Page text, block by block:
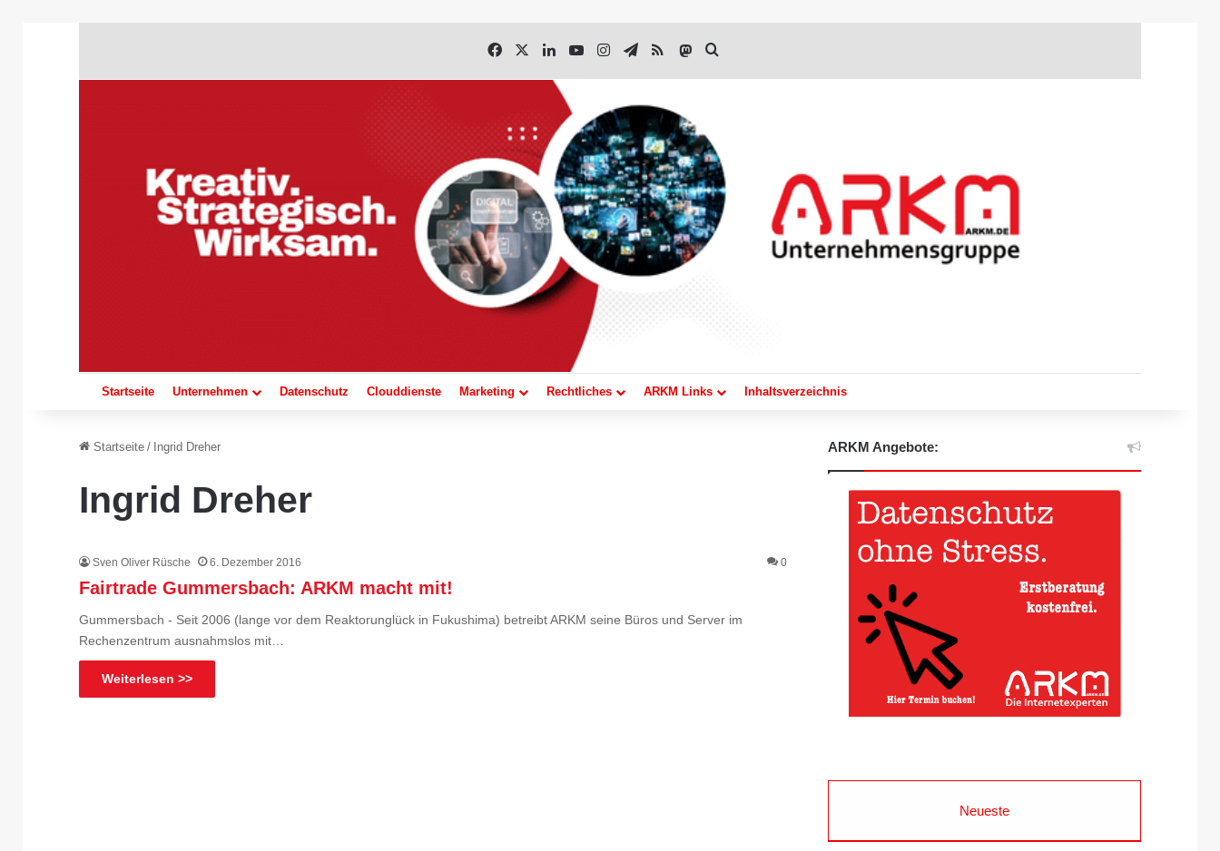
FacebookLinkedInYouTubeInstagramTelegram
RSSMastodon
Startseite Unternehmen Datenschutz Clouddienste Marketing Rechtliches ARKM Links Inhaltsverzeichnis
Startseite / Ingrid Dreher
Ingrid Dreher
Sven Oliver Rüsche 6. Dezember 2016 0
Fairtrade Gummersbach: ARKM macht mit!
Gummersbach - Seit 2006 (lange vor dem Reaktorunglück in Fukushima) betreibt ARKM seine Büros und Server im
Rechenzentrum ausnahmslos mit…
Weiterlesen >>
ARKM Angebote:
Neueste